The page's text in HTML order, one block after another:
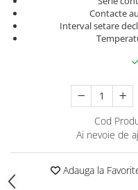
Regulatoare de
proces
Controler PID avansat -
Counter Timer Tahometru
Dispozitive comunicatie
Senzori industriali
Contacte
Interval setare
Cod
Ai nevoie de
Adauga la